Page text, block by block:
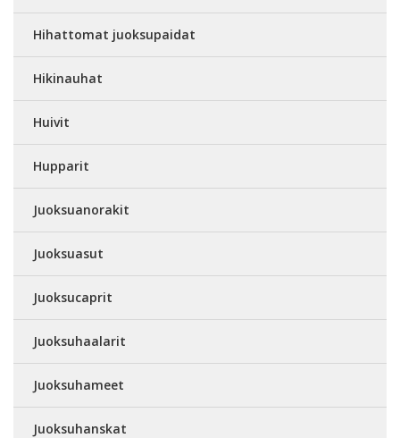
Hihattomat juoksupaidat
Hikinauhat
Huivit
Hupparit
Juoksuanorakit
Juoksuasut
Juoksucaprit
Juoksuhaalarit
Juoksuhameet
Juoksuhanskat